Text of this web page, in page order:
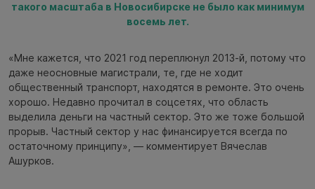
такого масштаба в Новосибирске не было как минимум
восемь лет.
«Мне кажется, что 2021 год переплюнул 2013-й, потому что
даже неосновные магистрали, те, где не ходит
общественный транспорт, находятся в ремонте. Это очень
хорошо. Недавно прочитал в соцсетях, что область
выделила деньги на частный сектор. Это же тоже большой
прорыв. Частный сектор у нас финансируется всегда по
остаточному принципу», — комментирует Вячеслав
Ашурков.